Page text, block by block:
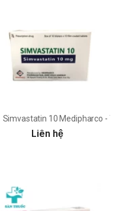
điều trị tăng cholesterol máu
Simvastatin 10 Medipharco -
Liên hệ